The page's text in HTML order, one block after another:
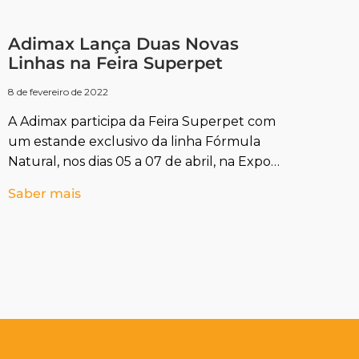
Adimax Lança Duas Novas
Linhas na Feira Superpet
8 de fevereiro de 2022
A Adimax participa da Feira Superpet com
um estande exclusivo da linha Fórmula
Natural, nos dias 05 a 07 de abril, na Expo
Saber mais